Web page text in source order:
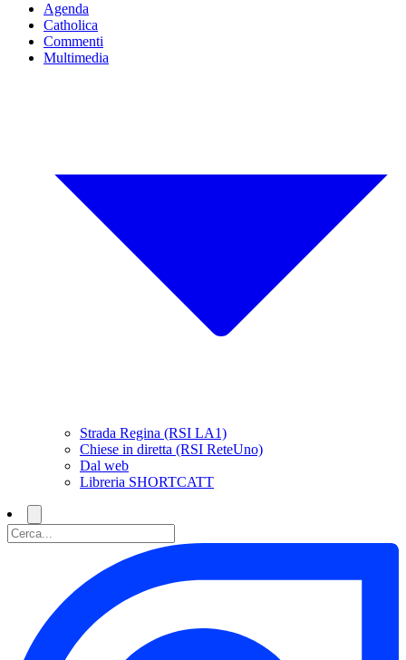
Agenda
Catholica
Commenti
Multimedia
Strada Regina (RSI LA1)
Chiese in diretta (RSI ReteUno)
Dal web
Libreria SHORTCATT